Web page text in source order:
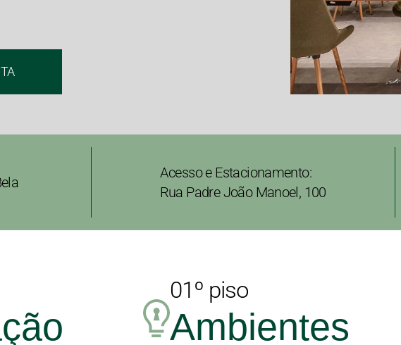
Acesso e Estacionamento:
Rua Padre João Manoel, 100
01º piso
Ambientes